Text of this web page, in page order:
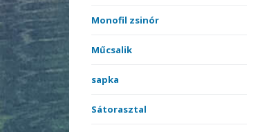
Monofil zsinór
Műcsalik
sapka
Sátorasztal